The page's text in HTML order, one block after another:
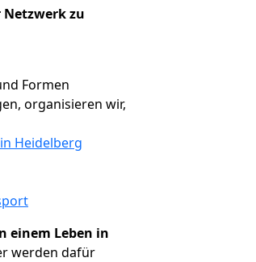
Netzwerk zu
Formen
organisieren wir,
Heidelberg
einem Leben in
werden dafür